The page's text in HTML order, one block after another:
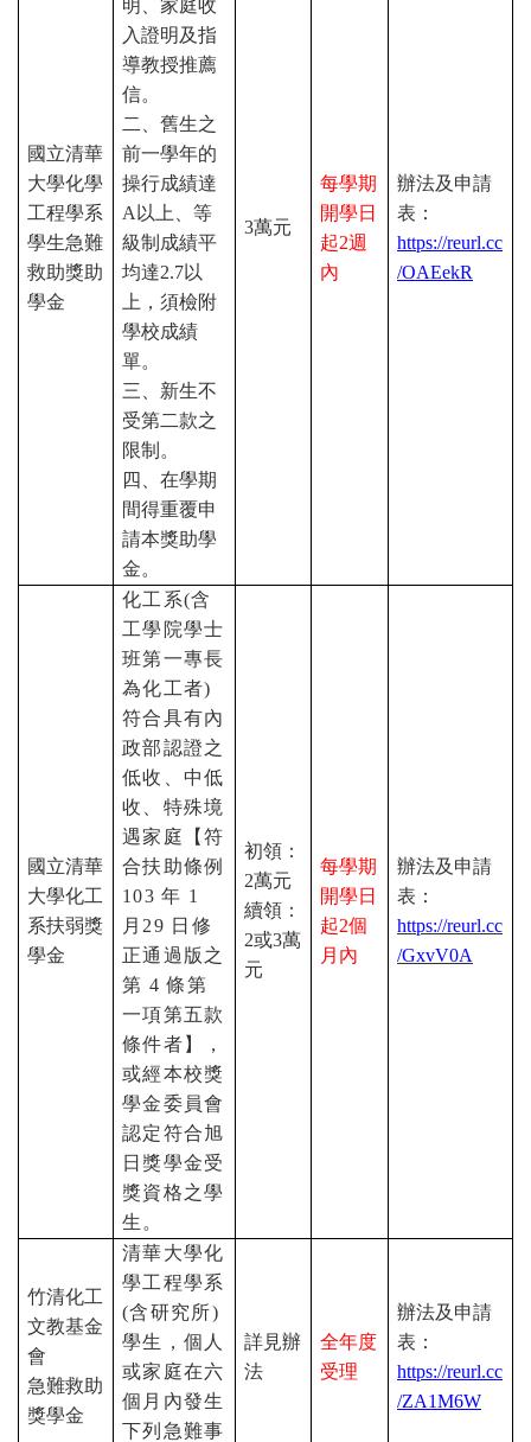
國立清華
大學化學
工程學系
學生急難
救助獎助
學金
明、家庭收
入證明及指
導教授推薦
信。
二、舊生之
前一學年的
操行成績達
A 以上、等
級制成績平
均達2.7以
上，須檢附
學校成績
單。
三、新生不
受第二款之
限制。
四、在學期
間得重覆申
請本獎助學
金。
3萬元
每學期
開學日
起2週
內
辦法及申請
表：
https://reurl.cc
/OAEekR
國立清華
大學化工
系扶弱獎
學金
化工系(含
工學院學士
班第一專長
為化工者)
符合具有內
政部認證之
低收、中低
收、特殊境
遇家庭【符
合扶助條例
103年 1
月 29 日修
正通過版之
第 4條第
一項第五款
條件者】，
或經本校獎
學金委員會
認定符合旭
日獎學金受
獎資格之學
生。
初領：
2萬元
續領：
2或3萬
元
每學期
開學日
起2個
月內
辦法及申請
表：
https://reurl.cc
/GxvV0A
竹清化工
文教基金
會
急難救助
獎學金
清華大學化
學工程學系
(含研究所)
學生，個人
或家庭在六
個月內發生
下列急難事
詳見辦
法
全年度
受理
辦法及申請
表：
https://reurl.cc
/ZA1M6W